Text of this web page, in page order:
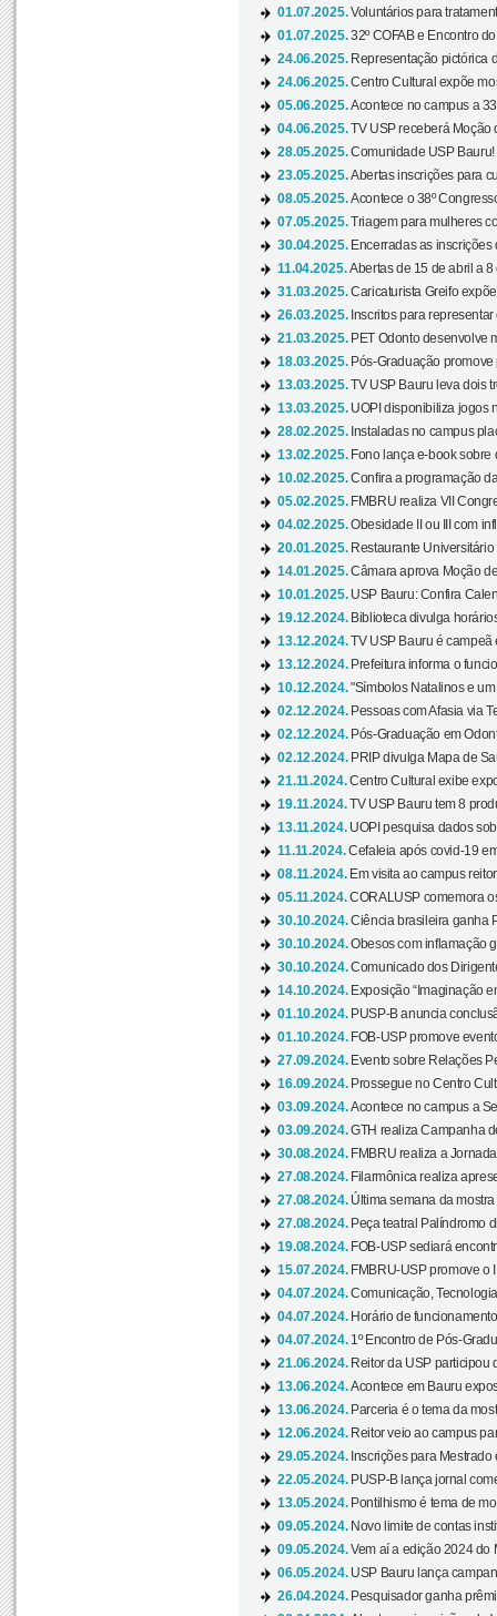
01.07.2025.Voluntários para
01.07.2025.32º COFAB e Encontro
24.06.2025. Representação pictórica
24.06.2025.Centro Cultural expõe
05.06.2025.Acontece no campus a
04.06.2025.TV USP receberá Moção
28.05.2025.Comunidade USP Bauru!
23.05.2025.Abertas inscrições para
08.05.2025.Acontece o 38º
07.05.2025.Triagem para mulheres
30.04.2025. Encerradas as inscrições
11.04.2025.Abertas de 15 de abril a
31.03.2025.Caricaturista Greifo
26.03.2025. Inscritos para
21.03.2025. PET Odonto desenvolve
18.03.2025. Pós-Graduação
13.03.2025.TV USP Bauru leva dois
13.03.2025. UOPI disponibiliza jogos
28.02.2025. Instaladas no campus
13.02.2025. Fono lança e-book sobre
10.02.2025.Confira a programação
05.02.2025. FMBRU realiza VII
04.02.2025.Obesidade II ou III com
20.01.2025. Restaurante
14.01.2025.Câmara aprova Moção
10.01.2025. USP Bauru: Confira
19.12.2024. Biblioteca divulga
13.12.2024.TV USP Bauru é campeã
13.12.2024. Prefeitura informa o
10.12.2024."Símbolos Natalinos e
02.12.2024. Pessoas com Afasia via
02.12.2024. Pós-Graduação em
02.12.2024. PRIP divulga Mapa de
21.11.2024.Centro Cultural exibe
19.11.2024.TV USP Bauru tem 8
13.11.2024. UOPI pesquisa dados
11.11.2024.Cefaleia após covid-19
08.11.2024. Em visita ao campus
05.11.2024.CORALUSP comemora
30.10.2024.Ciência brasileira ganha
30.10.2024.Obesos com inflamação
30.10.2024.Comunicado dos
14.10.2024. Exposição “Imaginação
01.10.2024. PUSP-B anuncia
01.10.2024. FOB-USP promove
27.09.2024. Evento sobre Relações
16.09.2024. Prossegue no Centro
03.09.2024.Acontece no campus a
03.09.2024.GTH realiza Campanha
30.08.2024. FMBRU realiza a
27.08.2024. Filarmônica realiza
27.08.2024. Última semana da
27.08.2024. Peça teatral Palíndromo
19.08.2024. FOB-USP sediará
15.07.2024. FMBRU-USP promove o
04.07.2024.Comunicação,
04.07.2024. Horário de
04.07.2024. 1º Encontro de Pós-
21.06.2024. Reitor da USP participou
13.06.2024.Acontece em Bauru
13.06.2024. Parceria é o tema da
12.06.2024. Reitor veio ao campus
29.05.2024. Inscrições para
22.05.2024. PUSP-B lança jornal
13.05.2024. Pontilhismo é tema de
09.05.2024. Novo limite de contas
09.05.2024.Vem aí a edição 2024 do
06.05.2024. USP Bauru lança
26.04.2024. Pesquisador ganha